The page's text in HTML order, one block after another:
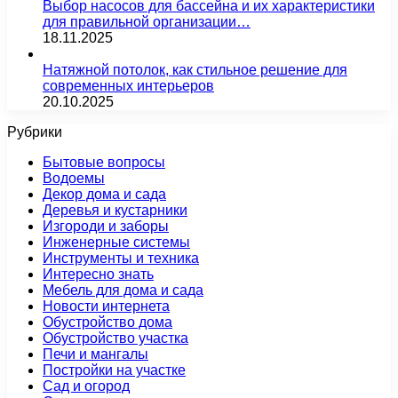
Выбор насосов для бассейна и их характеристики
для правильной организации…
18.11.2025
Натяжной потолок, как стильное решение для
современных интерьеров
20.10.2025
Рубрики
Бытовые вопросы
Водоемы
Декор дома и сада
Деревья и кустарники
Изгороди и заборы
Инженерные системы
Инструменты и техника
Интересно знать
Мебель для дома и сада
Новости интернета
Обустройство дома
Обустройство участка
Печи и мангалы
Постройки на участке
Сад и огород